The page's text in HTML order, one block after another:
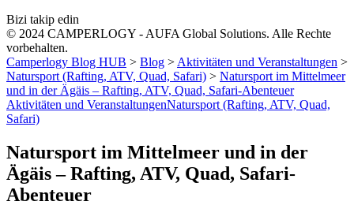
Bizi takip edin
© 2024 CAMPERLOGY - AUFA Global Solutions. Alle Rechte
vorbehalten.
Camperlogy Blog HUB > Blog > Aktivitäten und Veranstaltungen >
Natursport (Rafting, ATV, Quad, Safari) > Natursport im Mittelmeer
und in der Ägäis – Rafting, ATV, Quad, Safari-Abenteuer
Aktivitäten und VeranstaltungenNatursport (Rafting, ATV, Quad,
Safari)
Natursport im Mittelmeer und in der
Ägäis – Rafting, ATV, Quad, Safari-
Abenteuer